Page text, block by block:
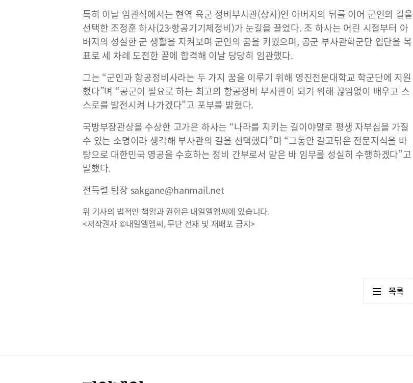
특히 이날 임관식에서는 현역 육군 정비부사관(상사)인 아버지의 뒤를 이어 군인의 길을
선택한 조정훈 하사(23·항공기기체정비)가 눈길을 끌었다. 조 하사는 어린 시절부터 아
버지의 성실한 군 생활을 지켜보며 군인의 꿈을 키웠으며, 공군 부사관학군단 입단을 목
표로 세 차례 도전한 끝에 합격해 이날 당당히 임관했다.
그는 “군인과 항공정비사라는 두 가지 꿈을 이루기 위해 영진전문대학교 학군단에 지원
했다”며 “공군이 필요로 하는 최고의 항공정비 부사관이 되기 위해 끊임없이 배우고 스
스로를 발전시켜 나가겠다”고 포부를 밝혔다.
국방부장관상을 수상한 고가은 하사는 “나라를 지키는 길이야말로 평생 자부심을 가질
수 있는 소명이라 생각해 부사관의 길을 선택했다”며 “그동안 갈고닦은 전문지식을 바
탕으로 대한민국 영공을 수호하는 정비 간부로서 맡은 바 임무를 성실히 수행하겠다”고
말했다.
전득렬 팀장 sakgane@hanmail.net
위 기사의 법적인 책임과 권한은 내일엘엠씨에 있습니다.
<저작권자 ©내일엘엠씨, 무단 전재 및 재배포 금지>
목록